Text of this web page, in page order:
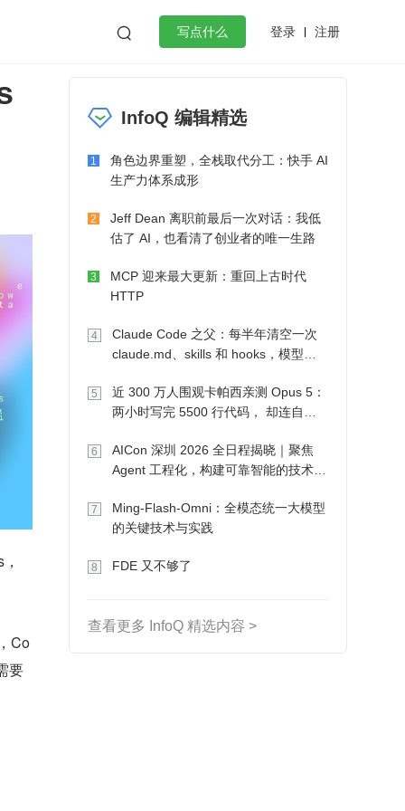
 写点什么 登录 注册
作
微服务架构 flutter
Co
要
InfoQ 编辑精选
1
角色边界重塑，全栈取代分工：快手 AI
生产力体系成形
2
Jeff Dean 离职前最后一次对话：我低
估了 AI，也看清了创业者的唯一生路
3
MCP 迎来最大更新：重回上古时代
HTTP
4
Claude Code 之父：每半年清空一次
claude.md、skills 和 hooks，模型自
5
近 300 万人围观卡帕西亲测 Opus 5：
两小时写完 5500 行代码， 却连自己
6
AICon 深圳 2026 全日程揭晓｜聚焦
Agent 工程化，构建可靠智能的技术路
7
Ming-Flash-Omni：全模态统一大模型
的关键技术与实践
8 FDE 又不够了
查看更多 InfoQ 精选内容 >